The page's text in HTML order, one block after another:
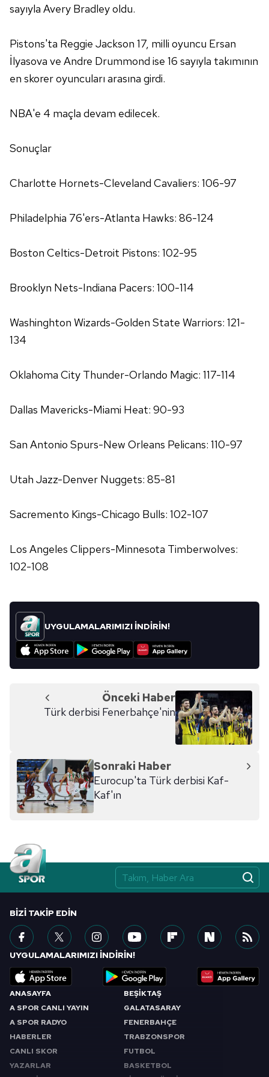
Sizlere daha iyi bir hizmet sunabilmek için İnternet
kullanılmaktadır. Bu çerezler vasıtasıyla çeşitli kişisel
verileriniz işlenmekte olup gerekli olan çerezler bilgi
kullanılmaktadır. Diğer çerezler, sitemizin daha işlevsel
reklam/pazarlama faaliyetlerinin yapılması, amaçlarıyla
Çerezlere ilişkin tercihlerinizi aşağıda yer alan panel
için Ayarlar butonuna tıklayabilir,Çerez Bilgilendirme
ilgili mevzuata uygun olarak kullanılan çerezlerle ilgili bilgi
sayıyla Avery Bradley oldu.
Pistons'ta Reggie Jackson 17, milli oyuncu Ersan
İlyasova ve Andre Drummond ise 16 sayıyla takımının
en skorer oyuncuları arasına girdi.
NBA'e 4 maçla devam edilecek.
Sonuçlar
Charlotte Hornets-Cleveland Cavaliers: 106-97
Philadelphia 76'ers-Atlanta Hawks: 86-124
Boston Celtics-Detroit Pistons: 102-95
Brooklyn Nets-Indiana Pacers: 100-114
Washinghton Wizards-Golden State Warriors: 121-
134
Oklahoma City Thunder-Orlando Magic: 117-114
Dallas Mavericks-Miami Heat: 90-93
San Antonio Spurs-New Orleans Pelicans: 110-97
Utah Jazz-Denver Nuggets: 85-81
Sacremento Kings-Chicago Bulls: 102-107
Los Angeles Clippers-Minnesota Timberwolves:
102-108
UYGULAMALARIMIZI İNDİRİN!
Önceki Haber
Türk derbisi Fenerbahçe'nin
Sonraki Haber
Eurocup'ta Türk derbisi Kaf-
Kaf'ın
ANASAYFA
A SPOR CANLI YAYIN
A SPOR RADYO
HABERLER
CANLI SKOR
YAZARLAR
BEŞİKTAŞ
GALATASARAY
FENERBAHÇE
TRABZONSPOR
FUTBOL
BASKETBOL
BIZI TAKIP EDIN
UYGULAMALARIMIZI İNDİRİN!